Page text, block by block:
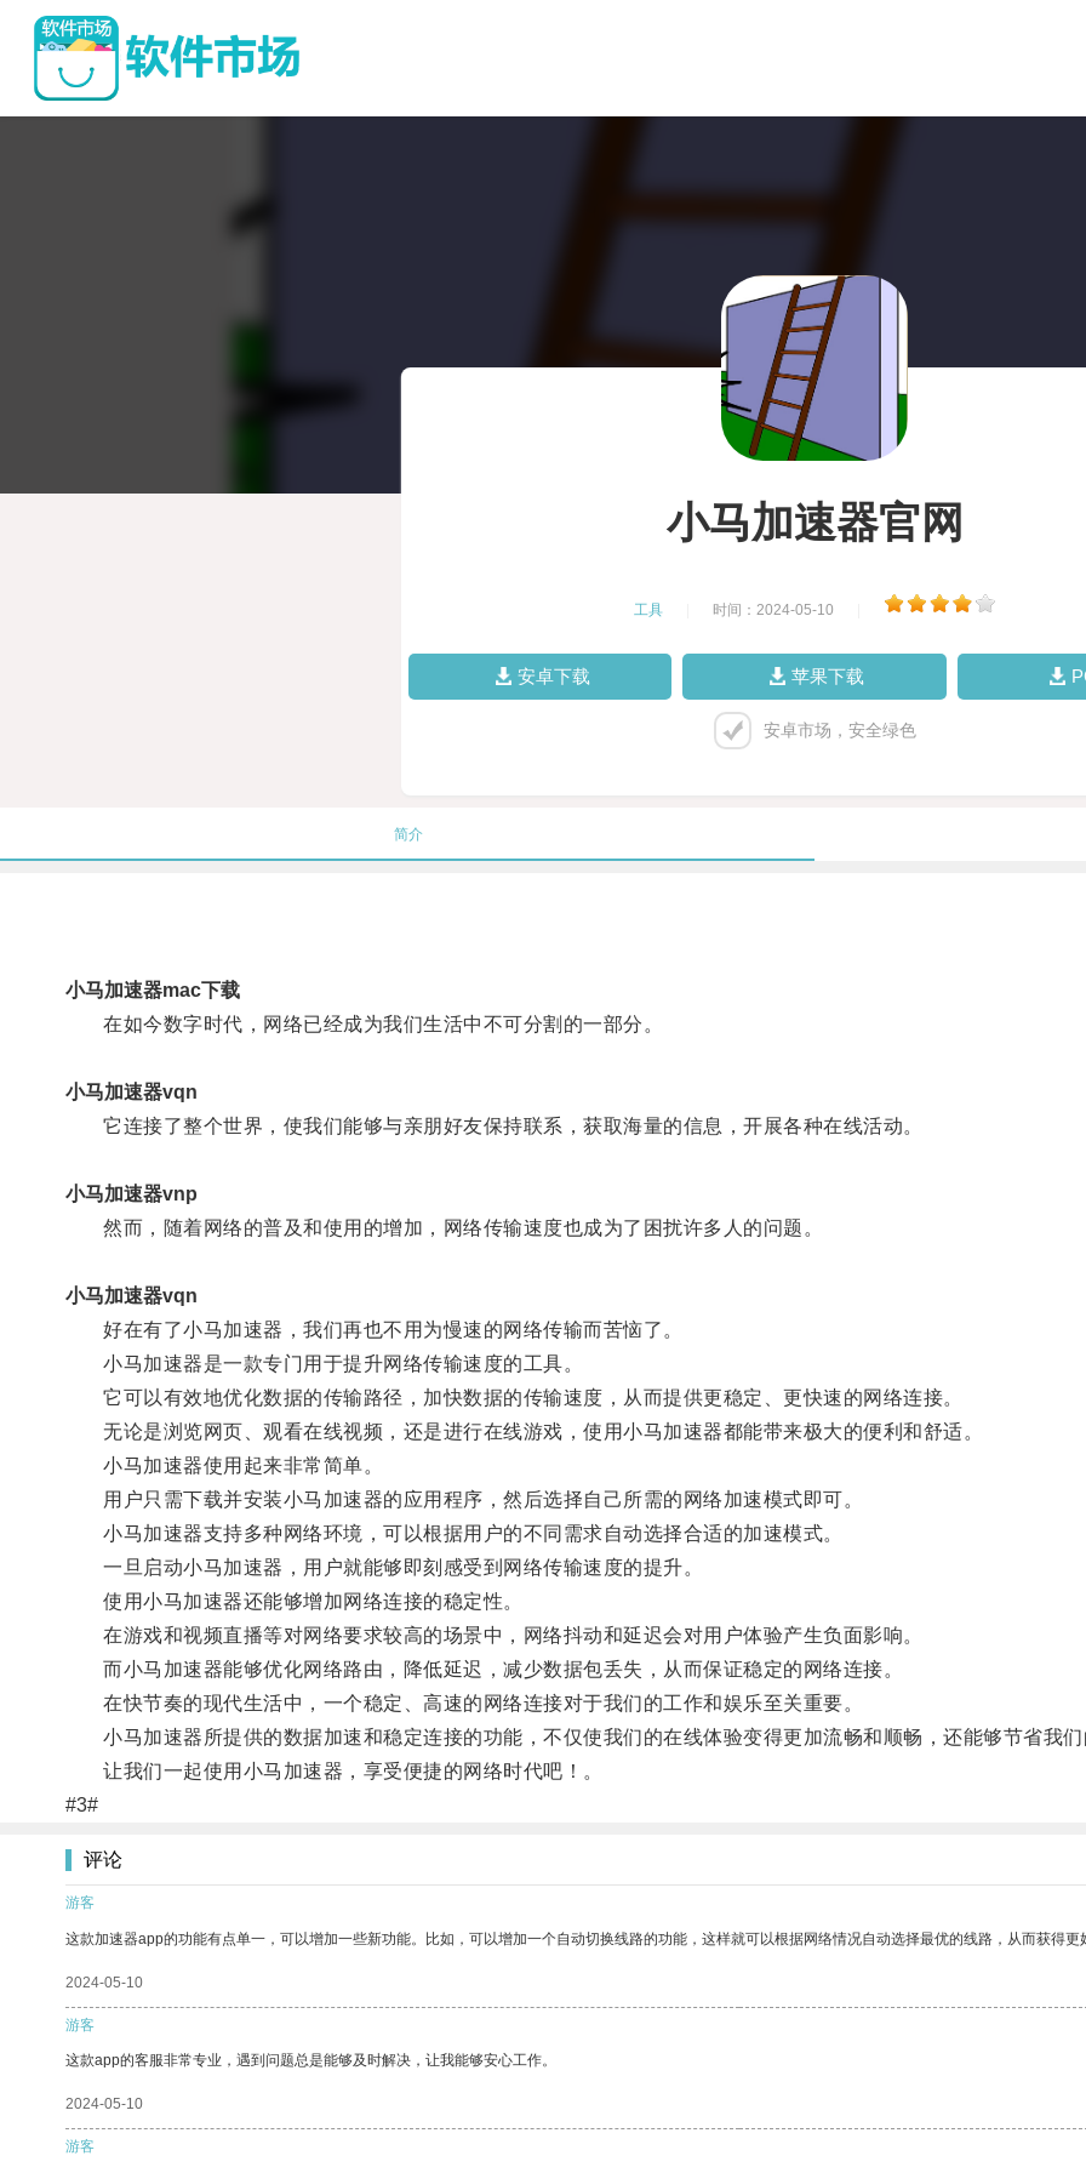
小马加速器官网
工具 时间：2024-05-10
安卓下载 苹果下载
安卓市场，安全绿色
简介
小马加速器mac下载
在如今数字时代，网络已经成为我们生活中不可分割的一部分。
小马加速器vqn
它连接了整个世界，使我们能够与亲朋好友保持联系，获取海量的信息，开展各种在线活动。
小马加速器vnp
然而，随着网络的普及和使用的增加，网络传输速度也成为了困扰许多人的问题。
小马加速器vqn
好在有了小马加速器，我们再也不用为慢速的网络传输而苦恼了。
小马加速器是一款专门用于提升网络传输速度的工具。
它可以有效地优化数据的传输路径，加快数据的传输速度，从而提供更稳定、更快速的网络连接。
无论是浏览网页、观看在线视频，还是进行在线游戏，使用小马加速器都能带来极大的便利和舒适。
小马加速器使用起来非常简单。
用户只需下载并安装小马加速器的应用程序，然后选择自己所需的网络加速模式即可。
小马加速器支持多种网络环境，可以根据用户的不同需求自动选择合适的加速模式。
一旦启动小马加速器，用户就能够即刻感受到网络传输速度的提升。
使用小马加速器还能够增加网络连接的稳定性。
在游戏和视频直播等对网络要求较高的场景中，网络抖动和延迟会对用户体验产生负面影响。
而小马加速器能够优化网络路由，降低延迟，减少数据包丢失，从而保证稳定的网络连接。
在快节奏的现代生活中，一个稳定、高速的网络连接对于我们的工作和娱乐至关重要。
小马加速器所提供的数据加速和稳定连接的功能，不仅使我们的在线体验变得更加流畅和顺畅，还能够节省我们
让我们一起使用小马加速器，享受便捷的网络时代吧！。
#3#
评论
游客
这款加速器app的功能有点单一，可以增加一些新功能。比如，可以增加一个自动切换线路的功能，这样就可以根据网络情况自动选择最优的线路，从而获得更
2024-05-10
游客
这款app的客服非常专业，遇到问题总是能够及时解决，让我能够安心工作。
2024-05-10
游客